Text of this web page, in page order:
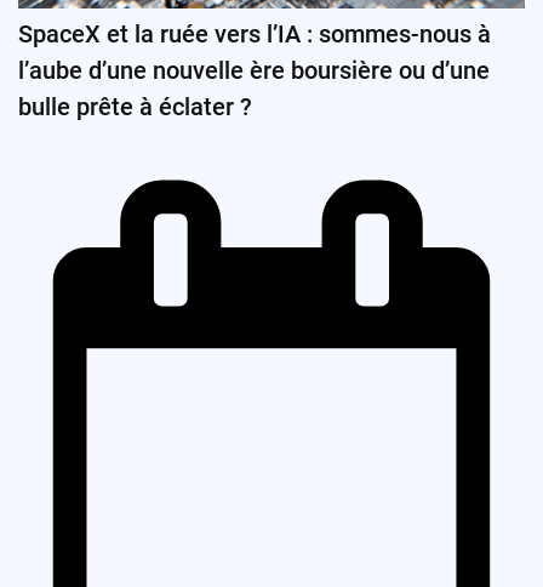
SpaceX et la ruée vers l’IA : sommes-nous à
l’aube d’une nouvelle ère boursière ou d’une
bulle prête à éclater ?